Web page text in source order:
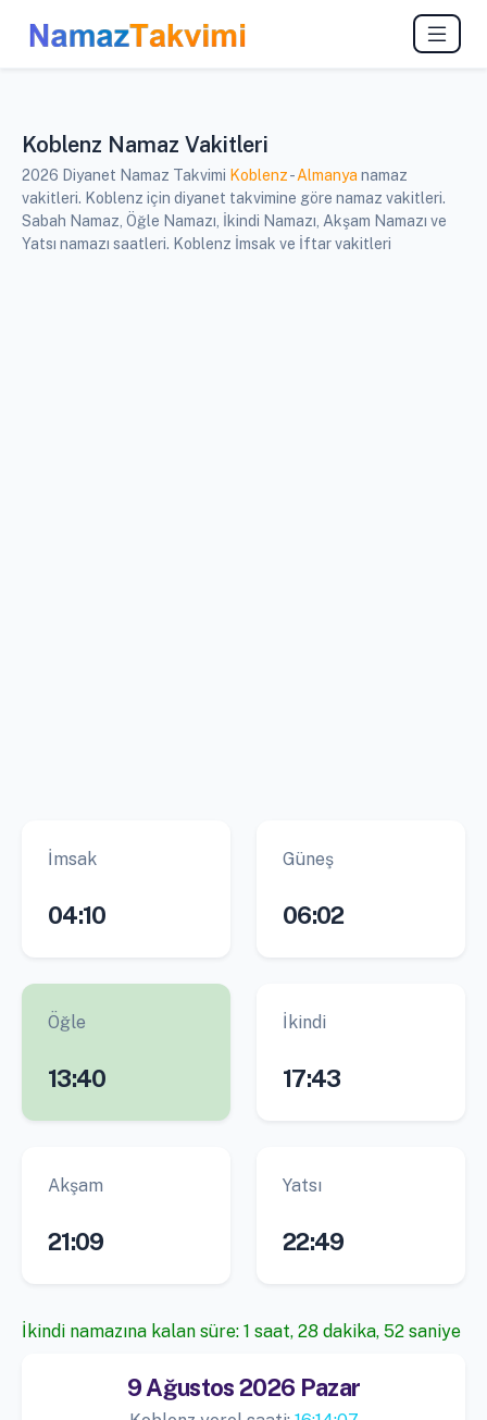
Koblenz Namaz Vakitleri
2026 Diyanet Namaz Takvimi Koblenz-Almanya namaz
vakitleri. Koblenz için diyanet takvimine göre namaz vakitleri.
Sabah Namaz, Öğle Namazı, İkindi Namazı, Akşam Namazı ve
Yatsı namazı saatleri. Koblenz İmsak ve İftar vakitleri
İmsak
04:10
Güneş
06:02
Öğle
13:40
İkindi
17:43
Akşam
21:09
Yatsı
22:49
İkindi namazına kalan süre: 1 saat, 28 dakika, 51 saniye
9 Ağustos 2026 Pazar